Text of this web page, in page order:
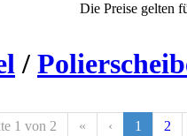
Die Preise gelten
/
1 von 2 « ‹ 1 2